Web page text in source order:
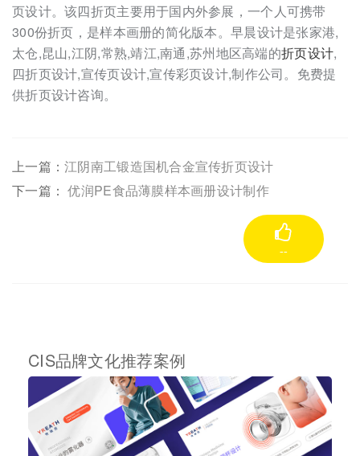
页设计。该四折页主要用于国内外参展，一个人可携带
300份折页，是样本画册的简化版本。早晨设计是张家港,
太仓,昆山,江阴,常熟,靖江,南通,苏州地区高端的折页设计,
四折页设计,宣传页设计,宣传彩页设计,制作公司。免费提
供折页设计咨询。
上一篇：江阴南工锻造国机合金宣传折页设计
下一篇：优润PE食品薄膜样本画册设计制作
--
CIS品牌文化推荐案例